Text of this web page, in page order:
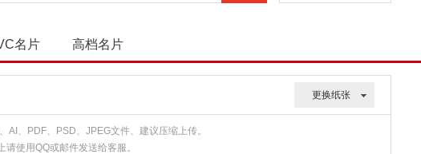
名片 高档名片
更换纸张
AI、PDF、PSD、JPEG文件、建议压缩上传。
请使用QQ或邮件发送给客服。